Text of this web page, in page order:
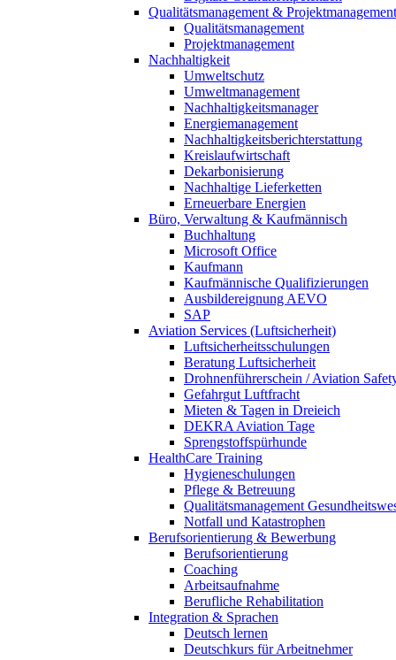
Qualitätsmanagement & Projektmanagement
Qualitätsmanagement
Projektmanagement
Nachhaltigkeit
Umweltschutz
Umweltmanagement
Nachhaltigkeitsmanager
Energiemanagement
Nachhaltigkeitsberichterstattung
Kreislaufwirtschaft
Dekarbonisierung
Nachhaltige Lieferketten
Erneuerbare Energien
Büro, Verwaltung & Kaufmännisch
Buchhaltung
Microsoft Office
Kaufmann
Kaufmännische Qualifizierungen
Ausbildereignung AEVO
SAP
Aviation Services (Luftsicherheit)
Luftsicherheitsschulungen
Beratung Luftsicherheit
Drohnenführerschein / Aviation
Gefahrgut Luftfracht
Mieten & Tagen in Dreieich
DEKRA Aviation Tage
Sprengstoffspürhunde
HealthCare Training
Hygieneschulungen
Pflege & Betreuung
Qualitätsmanagement
Notfall und Katastrophen
Berufsorientierung & Bewerbung
Berufsorientierung
Coaching
Arbeitsaufnahme
Berufliche Rehabilitation
Integration & Sprachen
Deutsch lernen
Deutschkurs für Arbeitnehmer